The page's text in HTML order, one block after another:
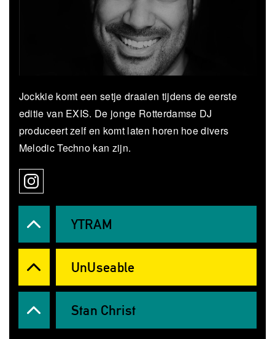
Jockkie komt een setje draaien tijdens de eerste
editie van EXIS. De jonge Rotterdamse DJ
produceert zelf en komt laten horen hoe divers
Melodic Techno kan zijn.
YTRAM
UnUseable
Stan Christ